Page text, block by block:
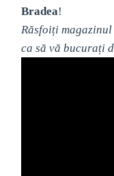
Bradea!
Răsfoiți
ca să vă bucurați